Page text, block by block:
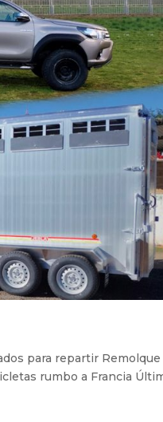
para repartir Remolque
rumbo a Francia